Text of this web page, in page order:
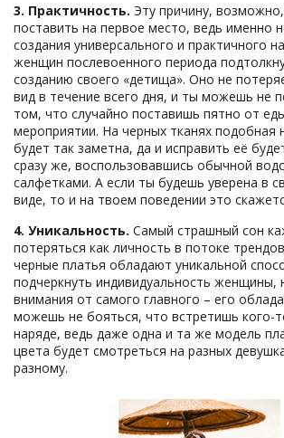
3. Практичность. Эту причину,
поставить на первое место, ведь именно
создания универсального и практичного
женщин послевоенного периода
созданию своего «детища». Оно не
вид в течение всего дня, и ты можешь не
том, что случайно поставишь пятно от
мероприятии. На черных тканях подобная
будет так заметна, да и исправить её
сразу же, воспользовавшись обычной
салфетками. А если ты будешь уверена в
виде, то и на твоем поведении это
4. Уникальность. Самый страшный сон
потеряться как личность в потоке
черные платья обладают уникальной
подчеркнуть индивидуальность женщины,
внимания от самого главного – его
можешь не бояться, что встретишь кого-
наряде, ведь даже одна и та же модель
цвета будет смотреться на разных
разному.